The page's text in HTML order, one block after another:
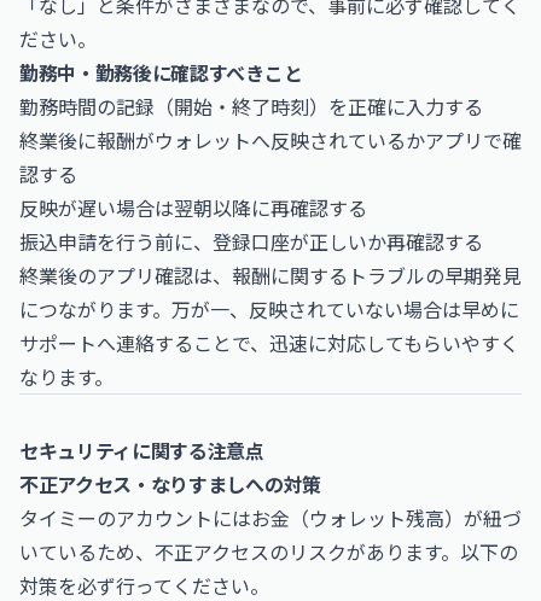
ださい。
勤務中・勤務後に確認すべきこと
勤務時間の記録（開始・終了時刻）を正確に入力する
終業後に報酬がウォレットへ反映されているかアプリで確
認する
反映が遅い場合は翌朝以降に再確認する
振込申請を行う前に、登録口座が正しいか再確認する
終業後のアプリ確認は、報酬に関するトラブルの早期発見
につながります。万が一、反映されていない場合は早めに
サポートへ連絡することで、迅速に対応してもらいやすく
なります。
セキュリティに関する注意点
不正アクセス・なりすましへの対策
タイミーのアカウントにはお金（ウォレット残高）が紐づ
いているため、不正アクセスのリスクがあります。以下の
対策を必ず行ってください。